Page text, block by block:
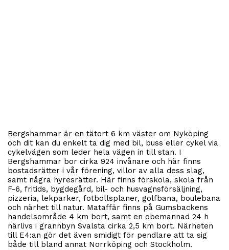
Bergshammar är en tätort 6 km väster om Nyköping
och dit kan du enkelt ta dig med bil, buss eller cykel via
cykelvägen som leder hela vägen in till stan. I
Bergshammar bor cirka 924 invånare och här finns
bostadsrätter i vår förening, villor av alla dess slag,
samt några hyresrätter. Här finns förskola, skola från
F-6, fritids, bygdegård, bil- och husvagnsförsäljning,
pizzeria, lekparker, fotbollsplaner, golfbana, boulebana
och närhet till natur. Mataffär finns på Gumsbackens
handelsområde 4 km bort, samt en obemannad 24 h
närlivs i grannbyn Svalsta cirka 2,5 km bort. Närheten
till E4:an gör det även smidigt för pendlare att ta sig
både till bland annat Norrköping och Stockholm.